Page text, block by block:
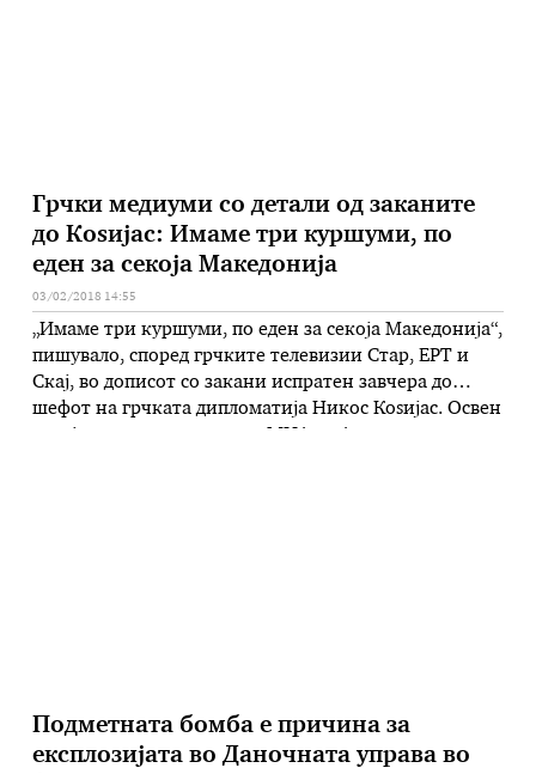
Грчки медиуми со детали од заканите
до Коѕијас: Имаме три куршуми, по
еден за секоја Македонија
03/02/2018 14:55
„Имаме три куршуми, по еден за секоја Македонија“,
пишувало, според грчките телевизии Стар, ЕРТ и
Скај, во дописот со закани испратен завчера до
шефот на грчката дипломатија Никос Коѕијас. Освен
Подметната бомба e причина за
експлозијата во Даночната управа во